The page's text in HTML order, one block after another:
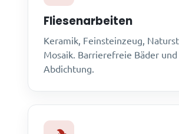
Fliesenarbeiten
Keramik, Feinsteinzeug,
Mosaik. Barrierefreie Bäder und
Abdichtung.